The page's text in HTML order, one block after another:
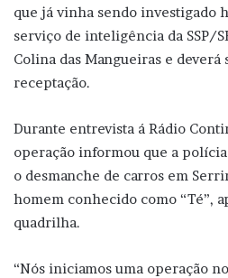
que já vinha sendo investigado
serviço de inteligência da SSP/
Colina das Mangueiras e deverá
receptação.
Durante entrevista á Rádio
operação informou que a
o desmanche de carros em
homem conhecido como “Té”,
quadrilha.
“Nós iniciamos uma operação